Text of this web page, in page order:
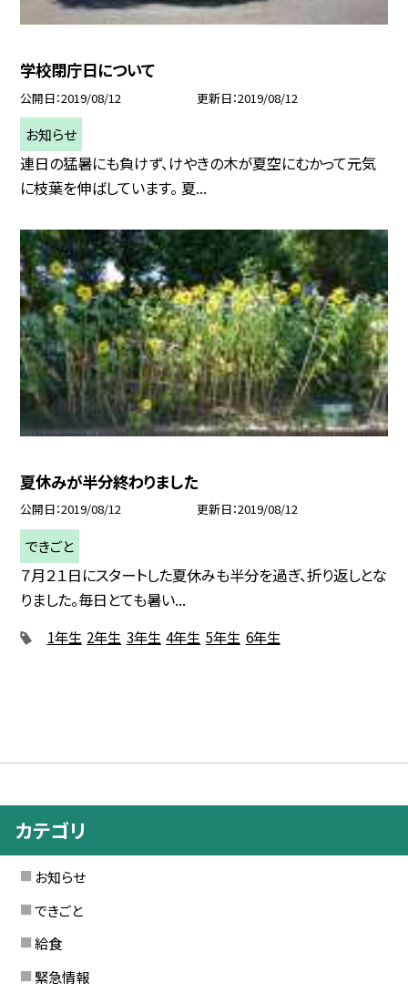
学校閉庁日について
公開日 2019/08/12 更新日 2019/08/12
お知らせ
連日の猛暑にも負けず、けやきの木が夏空にむかって元気
に枝葉を伸ばしています。 夏...
夏休みが半分終わりました
公開日 2019/08/12 更新日 2019/08/12
できごと
７月２１日にスタートした夏休みも半分を過ぎ、折り返しとな
りました。毎日とても暑い...
1年生 2年生 3年生 4年生 5年生 6年生
カテゴリ
お知らせ
できごと
給食
緊急情報